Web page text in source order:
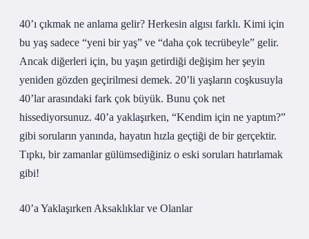
40’ı çıkmak ne anlama gelir? Herkesin algısı farklı. Kimi için
bu yaş sadece “yeni bir yaş” ve “daha çok tecrübeyle” gelir.
Ancak diğerleri için, bu yaşın getirdiği değişim her şeyin
yeniden gözden geçirilmesi demek. 20’li yaşların coşkusuyla
40’lar arasındaki fark çok büyük. Bunu çok net
hissediyorsunuz. 40’a yaklaşırken, “Kendim için ne yaptım?”
gibi soruların yanında, hayatın hızla geçtiği de bir gerçektir.
Tıpkı, bir zamanlar gülümsediğiniz o eski soruları hatırlamak
gibi!
40’a Yaklaşırken Aksaklıklar ve Olanlar